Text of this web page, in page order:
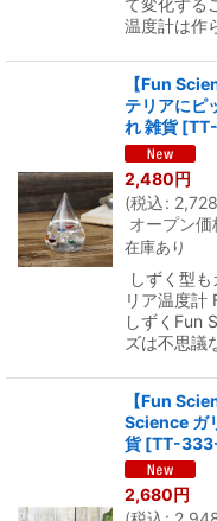
て変化する
温度計は作
【Fun
テリアにピ
れ 雑貨 [
2,480円
(税込: 2,728
オープン価
在庫あり
しずく型
リア温度計
しずくFun
ズは不思議
【Fun
Science ガ
貨 [TT-
2,680 円